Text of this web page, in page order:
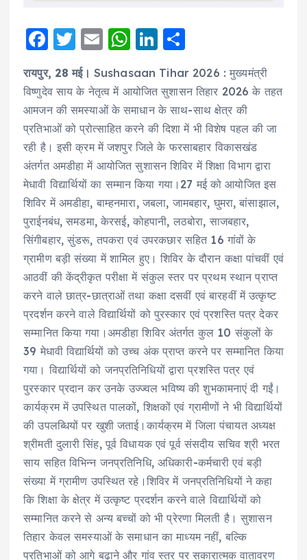
F
a
c
e
b
o
o
k
T
w
it
te
r
E
m
ai
l
W
a
ts
A
p
p
Li
n
k
e
d
I
n
h
a
re
रायपुर, 28 मई। Sushasaan Tihar 2026 : मुख्यमंत्री
विष्णुदेव साय के नेतृत्व में आयोजित सुशासन तिहार 2026 के तहत
आमजन की समस्याओं के समाधान के साथ-साथ क्षेत्र की
प्रतिभाओं को प्रोत्साहित करने की दिशा में भी विशेष पहल की जा
रही है। इसी क्रम में जशपुर जिले के फरसाबहार विकासखंड
अंतर्गत अमडीहा में आयोजित सुशासन शिविर में शिक्षा विभाग द्वारा
मेधावी विद्यार्थियों का सम्मान किया गया।27 मई को आयोजित इस
शिविर में अमडीहा, बाम्हनमारा, जबला, जामबहार, घुमरा, बांसाझाल,
पुराईनबंध, समडमा, केरसई, कोहपानी, लठबोरा, साजबहार,
सिंगीबहार, सुंडरू, तपकरा एवं उपरकछार सहित 16 गांवों के
ग्रामीण बड़ी संख्या में शामिल हुए। शिविर के दौरान कक्षा पांचवीं एवं
आठवीं की केंद्रीकृत परीक्षा में संकुल स्तर पर प्रथम स्थान प्राप्त
करने वाले छात्र-छात्राओं तथा कक्षा दसवीं एवं बारहवीं में उत्कृष्ट
प्रदर्शन करने वाले विद्यार्थियों को पुरस्कार एवं प्रशस्ति पत्र देकर
सम्मानित किया गया।अमडीहा शिविर अंतर्गत कुल 10 संकुलों के
39 मेधावी विद्यार्थियों को उच्च अंक प्राप्त करने पर सम्मानित किया
गया। विद्यार्थियों को जनप्रतिनिधियों द्वारा प्रशस्ति पत्र एवं
पुरस्कार प्रदान कर उनके उज्ज्वल भविष्य की शुभकामनाएं दी गईं।
कार्यक्रम में उपस्थित पालकों, शिक्षकों एवं ग्रामीणों ने भी विद्यार्थियों
की उपलब्धियों पर खुशी जताई।कार्यक्रम में जिला पंचायत अध्यक्ष
श्रीमती दुलारी सिंह, पूर्व विधायक एवं पूर्व संसदीय सचिव श्री भरत
साय सहित विभिन्न जनप्रतिनिधि, अधिकारी-कर्मचारी एवं बड़ी
संख्या में ग्रामीण उपस्थित रहे।शिविर में जनप्रतिनिधियों ने कहा
कि शिक्षा के क्षेत्र में उत्कृष्ट प्रदर्शन करने वाले विद्यार्थियों को
सम्मानित करने से अन्य बच्चों को भी प्रेरणा मिलती है। सुशासन
तिहार केवल समस्याओं के समाधान का माध्यम नहीं, बल्कि
प्रतिभाओं को आगे बढ़ाने और गांव स्तर पर सकारात्मक वातावरण